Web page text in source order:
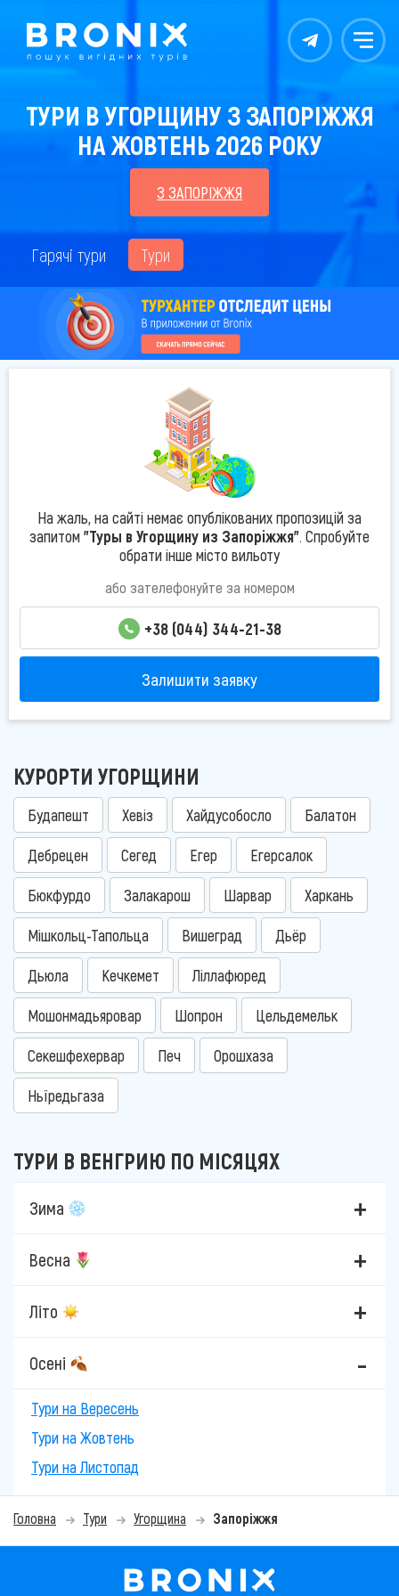
Контакты Меню
ТУРИ В УГОРЩИНУ З ЗАПОРІЖЖЯ
НА ЖОВТЕНЬ 2026 РОКУ
З ЗАПОРІЖЖЯ
Гарячі тури Тури
На жаль, на сайті немає опублікованих пропозицій за
запитом "Туры в Угорщину из Запоріжжя". Спробуйте
обрати інше місто вильоту
або зателефонуйте за номером
+38 (044) 344-21-38
Залишити заявку
КУРОРТИ УГОРЩИНИ
Будапешт Хевіз Хайдусобосло Балатон
Дебрецен Сегед Егер Егерсалок
Бюкфурдо Залакарош Шарвар Харкань
Мішкольц-Тапольца Вишеград Дьёр
Дьюла Кечкемет Ліллафюред
Мошонмадьяровар Шопрон Цельдемельк
Секешфехервар Печ Орошхаза
Ньїредьгаза
ТУРИ В ВЕНГРИЮ ПО МІСЯЦЯХ
Зима
Весна
Літо
Осені
Тури на Вересень
Тури на Жовтень
Тури на Листопад
Головна Тури Угорщина Запоріжжя